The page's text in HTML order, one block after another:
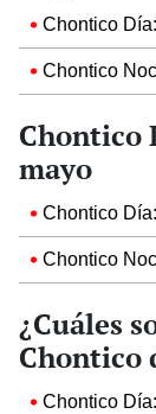
Chontico Día:
Chontico
Chontico
mayo
Chontico Día:
Chontico
¿Cuáles
Chontico
Chontico